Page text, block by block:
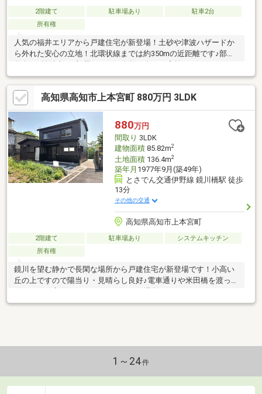
2階建て 駐車場あり
駐車2台
所有権
人気の福井エリアから戸建住宅が新登場！土砂や津波ハザードか
ら外れた安心の立地！北環状線までは約350mの近距離です♪部屋
数多く6帖以上が3部屋あって、人数の多いご家族にオススメ！
高知県高知市上本宮町 880万円 3LDK
880万円
間取り 3LDK
建物面積85.82m2
土地面積136.4m2
築年月 1977年9月(築49年)
とさでん交通伊野線 鏡川橋駅 徒歩
13分
その他の交通
高知県高知市上本宮町
2階建て 駐車場あり
システムキッチン
所有権
鏡川を望む静かで長閑な場所から戸建住宅が新登場です！小高い
丘の上ですので陽当り・見晴らし良好♪電車通りや米田橋を渡った
1～24件